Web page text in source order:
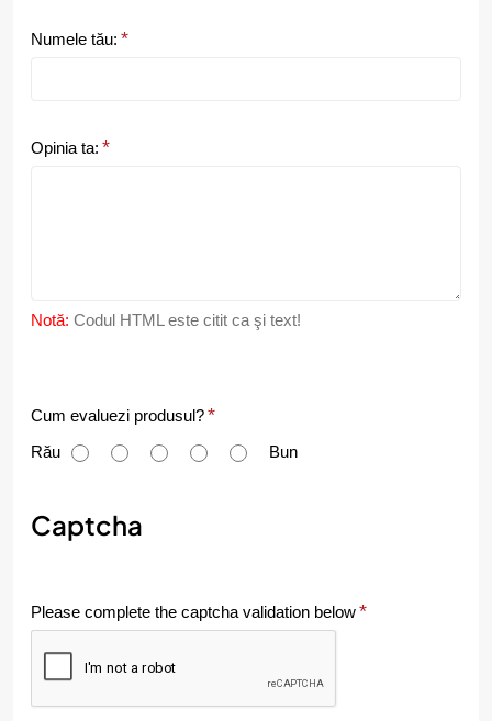
Numele tău:
Opinia ta:
Notă: Codul HTML este citit ca şi text!
C
u
e
l
e
Cum evaluezi produsul?
Rău
Bun
Captcha
Please complete the captcha validation below